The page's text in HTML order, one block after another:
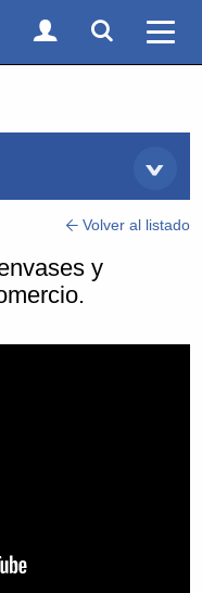
web
Acceso Socios
Acceso
Volver al listado
y